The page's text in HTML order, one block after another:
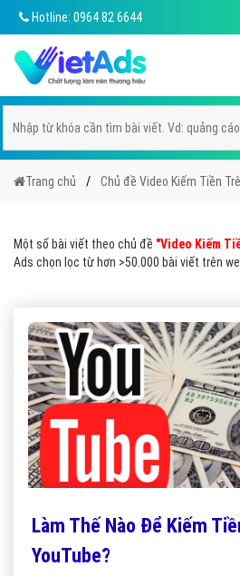
Hotline: 0964 82 6644
Trang chủ Chủ đề Video Kiếm Tiền
Một số bài viết theo chủ đề "Video Kiếm
Ads chọn lọc từ hơn >50.000 bài viết trên
Làm Thế Nào Để Kiếm
YouTube?